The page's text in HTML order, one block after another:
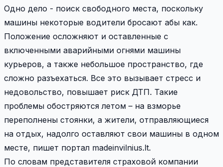
Одно дело - поиск свободного места, поскольку
машины некоторые водители бросают абы как.
Положение осложняют и оставленные с
включенными аварийными огнями машины
курьеров, а также небольшое пространство, где
сложно разъехаться. Все это вызывает стресс и
недовольство, повышает риск ДТП. Такие
проблемы обостряются летом – на взморье
переполнены стоянки, а жители, отправляющиеся
на отдых, надолго оставляют свои машины в одном
месте, пишет портал madeinvilnius.lt.
По словам представителя страховой компании